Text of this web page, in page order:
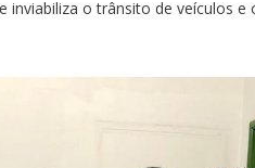
o trânsito de veículos e